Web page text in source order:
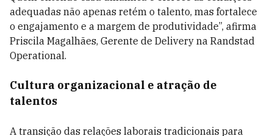
adequadas não apenas retém o talento, mas fortalece
o engajamento e a margem de produtividade”, afirma
Priscila Magalhães, Gerente de Delivery na Randstad
Operational.
Cultura organizacional e atração de
talentos
A transição das relações laborais tradicionais para